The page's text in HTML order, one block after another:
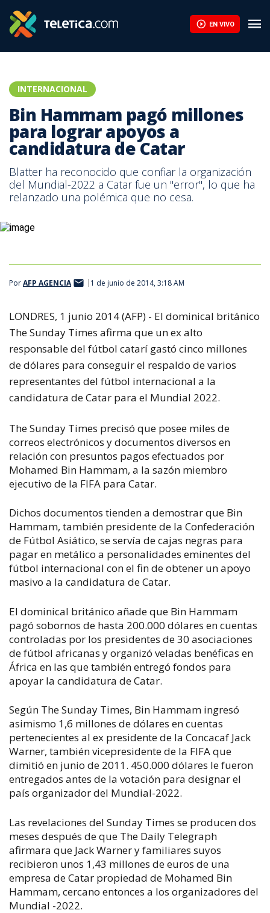
EN VIVO
INTERNACIONAL
Bin Hammam pagó millones
para lograr apoyos a
candidatura de Catar
Blatter ha reconocido que confiar la organización
del Mundial-2022 a Catar fue un "error", lo que ha
relanzado una polémica que no cesa.
PorAFP AGENCIA 1 de junio de 2014, 3:18 AM
LONDRES, 1 junio 2014 (AFP) - El dominical británico
The Sunday Times afirma que un ex alto
responsable del fútbol catarí gastó cinco millones
de dólares para conseguir el respaldo de varios
representantes del fútbol internacional a la
candidatura de Catar para el Mundial 2022.
The Sunday Times precisó que posee miles de
correos electrónicos y documentos diversos en
relación con presuntos pagos efectuados por
Mohamed Bin Hammam, a la sazón miembro
ejecutivo de la FIFA para Catar.
Dichos documentos tienden a demostrar que Bin
Hammam, también presidente de la Confederación
de Fútbol Asiático, se servía de cajas negras para
pagar en metálico a personalidades eminentes del
fútbol internacional con el fin de obtener un apoyo
masivo a la candidatura de Catar.
El dominical británico añade que Bin Hammam
pagó sobornos de hasta 200.000 dólares en cuentas
controladas por los presidentes de 30 asociaciones
de fútbol africanas y organizó veladas benéficas en
África en las que también entregó fondos para
apoyar la candidatura de Catar.
Según The Sunday Times, Bin Hammam ingresó
asimismo 1,6 millones de dólares en cuentas
pertenecientes al ex presidente de la Concacaf Jack
Warner, también vicepresidente de la FIFA que
dimitió en junio de 2011. 450.000 dólares le fueron
entregados antes de la votación para designar el
país organizador del Mundial-2022.
Las revelaciones del Sunday Times se producen dos
meses después de que The Daily Telegraph
afirmara que Jack Warner y familiares suyos
recibieron unos 1,43 millones de euros de una
empresa de Catar propiedad de Mohamed Bin
Hammam, cercano entonces a los organizadores del
Mundial -2022.